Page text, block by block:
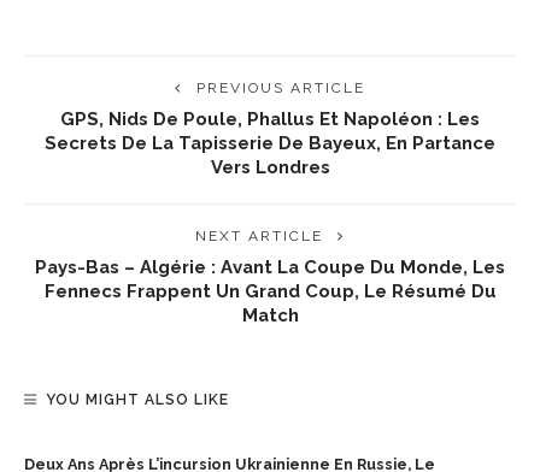
PREVIOUS ARTICLE
GPS, Nids De Poule, Phallus Et Napoléon : Les
Secrets De La Tapisserie De Bayeux, En Partance
Vers Londres
NEXT ARTICLE
Pays-Bas – Algérie : Avant La Coupe Du Monde, Les
Fennecs Frappent Un Grand Coup, Le Résumé Du
Match
YOU MIGHT ALSO LIKE
Deux Ans Après L’incursion Ukrainienne En Russie, Le